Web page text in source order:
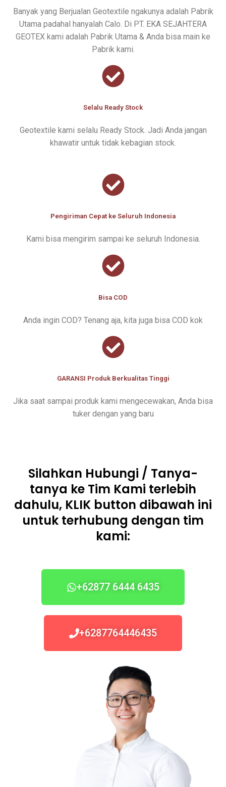
Banyak yang Berjualan Geotextile ngakunya adalah Pabrik
Utama padahal hanyalah Calo. Di PT. EKA SEJAHTERA
GEOTEX kami adalah Pabrik Utama & Anda bisa main ke
Pabrik kami.
Selalu Ready Stock
Geotextile kami selalu Ready Stock. Jadi Anda jangan
khawatir untuk tidak kebagian stock.
Pengiriman Cepat ke Seluruh Indonesia
Kami bisa mengirim sampai ke seluruh Indonesia.
Bisa COD
Anda ingin COD? Tenang aja, kita juga bisa COD kok
GARANSI Produk Berkualitas Tinggi
Jika saat sampai produk kami mengecewakan, Anda bisa
tuker dengan yang baru
Silahkan Hubungi / Tanya-
tanya ke Tim Kami terlebih
dahulu, KLIK button dibawah ini
untuk terhubung dengan tim
kami:
+62877 6444 6435
+6287764446435